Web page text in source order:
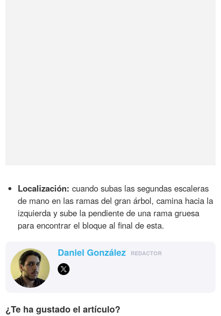
Localización: cuando subas las segundas escaleras
de mano en las ramas del gran árbol, camina hacia la
izquierda y sube la pendiente de una rama gruesa
para encontrar el bloque al final de esta.
Daniel González REDACTOR
¿Te ha gustado el artículo?